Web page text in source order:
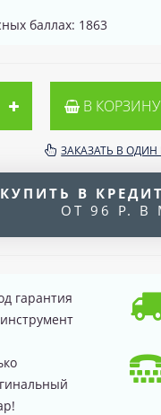
баллах: 1863
В КОРЗИНУ
ЗАКАЗАТЬ В ОДИН
КУПИТЬ В
ОТ 96 Р. В
гарантия